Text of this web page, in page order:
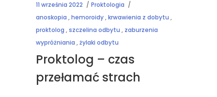
11 września 2022
Proktologia
anoskopia ,hemoroidy,krwawienia z dobytu ,
proktolog ,szczelina odbytu , zaburzenia
wypróżniania ,żylaki odbytu
Proktolog – czas
przełamać strach